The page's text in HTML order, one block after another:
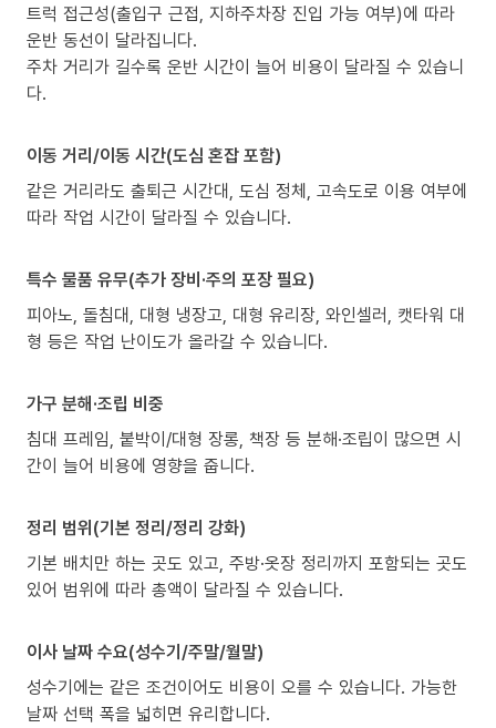
트럭 접근성(출입구 근접, 지하주차장 진입 가능 여부)에 따라
운반 동선이 달라집니다.
주차 거리가 길수록 운반 시간이 늘어 비용이 달라질 수 있습니
다.
이동 거리/이동 시간(도심 혼잡 포함)
같은 거리라도 출퇴근 시간대, 도심 정체, 고속도로 이용 여부에
따라 작업 시간이 달라질 수 있습니다.
특수 물품 유무(추가 장비·주의 포장 필요)
피아노, 돌침대, 대형 냉장고, 대형 유리장, 와인셀러, 캣타워 대
형 등은 작업 난이도가 올라갈 수 있습니다.
가구 분해·조립 비중
침대 프레임, 붙박이/대형 장롱, 책장 등 분해·조립이 많으면 시
간이 늘어 비용에 영향을 줍니다.
정리 범위(기본 정리/정리 강화)
기본 배치만 하는 곳도 있고, 주방·옷장 정리까지 포함되는 곳도
있어 범위에 따라 총액이 달라질 수 있습니다.
이사 날짜 수요(성수기/주말/월말)
성수기에는 같은 조건이어도 비용이 오를 수 있습니다. 가능한
날짜 선택 폭을 넓히면 유리합니다.